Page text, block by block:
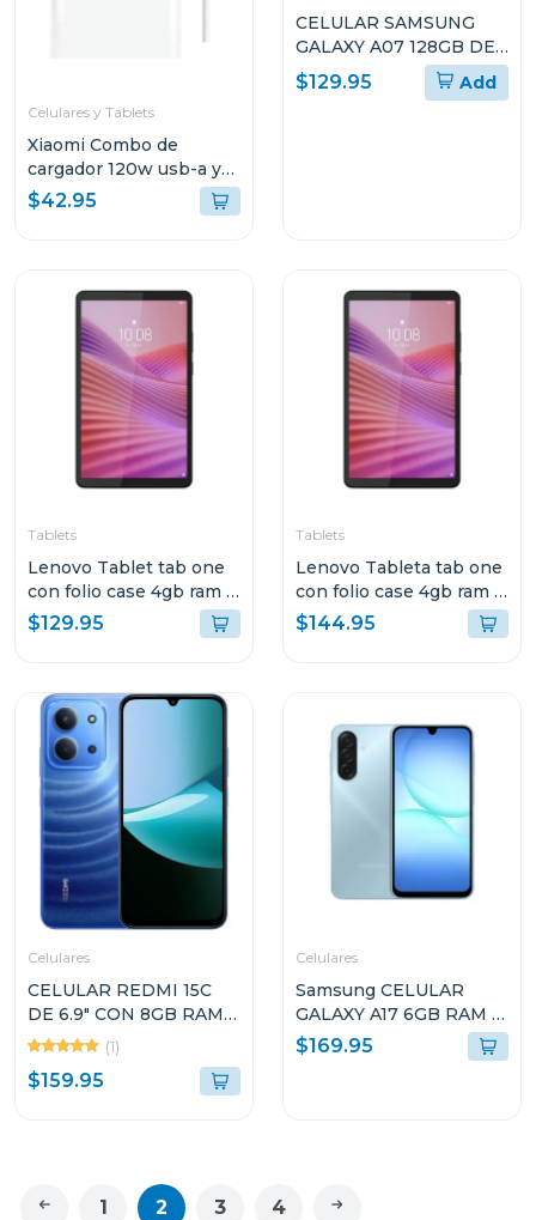
Celulares y Tablets
Xiaomi Combo de
cargador 120w usb-a y
cable de carga usb-c
mdy13
$42.95
CELULAR SAMSUNG
GALAXY A07 128GB DE
ALMACENAMIENTO Y
4GB DE RAM SMA075M
$129.95 Add
Tablets
Lenovo Tablet tab one
con folio case 4gb ram y
128gb de
almacenamiento wifi
$129.95
Tablets
Lenovo Tableta tab one
con folio case 4gb ram y
128gb de
almacenamiento lte gris
$144.95
Celulares
CELULAR REDMI 15C
DE 6.9" CON 8GB RAM Y
256GB DE
ALMACENAMIENTO
COLOR AZUL LUNAR
(1)
$159.95
Celulares
Samsung CELULAR
GALAXY A17 6GB RAM Y
128GB
ALMACENAMIENTO
$169.95
1 2 3 4